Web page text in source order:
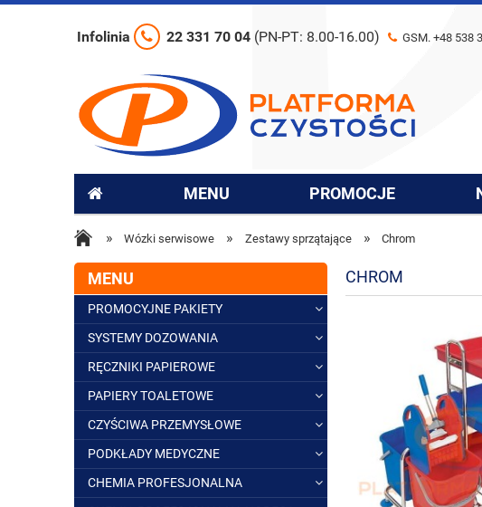
Infolinia 22 331 70 04 (PN-PT: 8.00-16.00) GSM. +48 538
MENU PROMOCJE
» Wózki serwisowe » Zestawy sprzątające » Chrom
MENU
PROMOCYJNE PAKIETY
SYSTEMY DOZOWANIA
RĘCZNIKI PAPIEROWE
PAPIERY TOALETOWE
CZYŚCIWA PRZEMYSŁOWE
PODKŁADY MEDYCZNE
CHEMIA PROFESJONALNA
CHROM